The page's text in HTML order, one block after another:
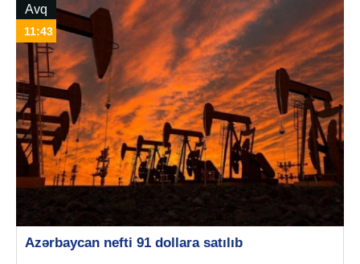
Avq
11:43
Azərbaycan nefti 91 dollara satılıb